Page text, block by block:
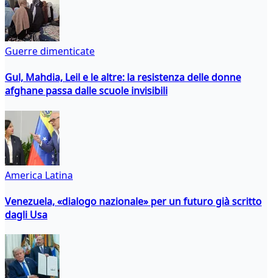
Guerre dimenticate
Gul, Mahdia, Leil e le altre: la resistenza delle donne
afghane passa dalle scuole invisibili
America Latina
Venezuela, «dialogo nazionale» per un futuro già scritto
dagli Usa